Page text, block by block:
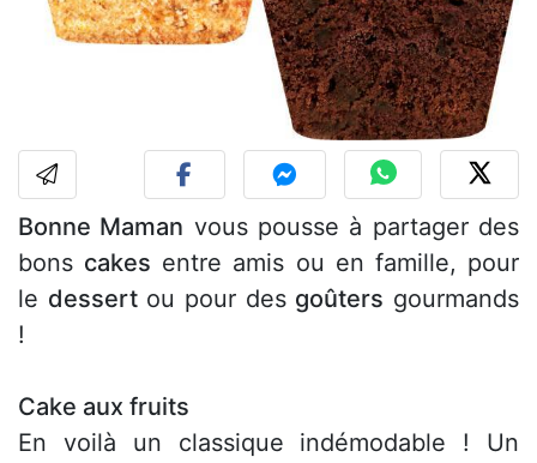
Bonne Maman vous pousse à partager des
bons cakes entre amis ou en famille, pour
le dessertou pour des goûters gourmands
!
Cake aux fruits
En voilà un classique indémodable ! Un